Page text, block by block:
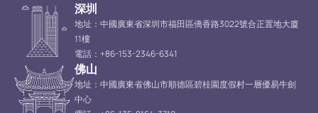
深圳
地址：中國廣東省深圳市福田區僑香路3022號合正置地大廈
11樓
電話：+86-153-2346-6341
佛山
地址：中國廣東省佛山市順德區碧桂園度假村一層優易牛劍
中心